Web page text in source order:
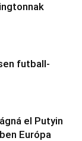
futball-
el Putyin
Európa